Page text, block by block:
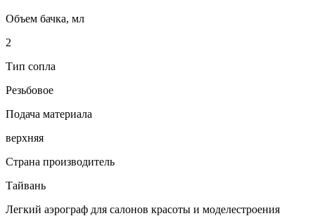
Объем бачка, мл
2
Тип сопла
Резьбовое
Подача материала
верхняя
Страна производитель
Тайвань
Легкий аэрограф для салонов красоты и моделестроения